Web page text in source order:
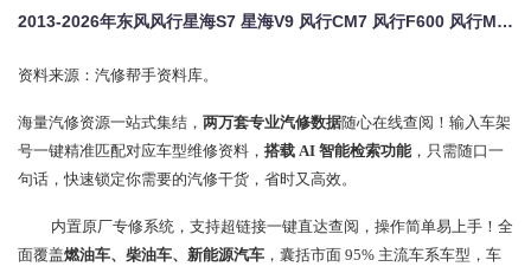
2013-2026年东风风行星海S7 星海V9 风行CM7 风行F600 风行M6 风行M7原厂维修手册电路图资料、维修资料、汽修资料库、正时资料、螺丝扭力、拆装步骤、故障码、针脚定义、保险盒图解、发动机大修资料、变速箱维修资料、底盘维修图纸、车身线路图、传感器线路图、数据流资料、线束走向图、继电器位置图、空调维修图纸、车身控制模块资料、发动机正时图解、大修装配数据、通病故障案例、新能源高压电路图
资料来源：汽修帮手资料库。
海量汽修资源一站式集结， 两万套专业汽修数据随心在线查阅！输入车架
号一键精准匹配对应车型维修资料， 搭载 AI 智能检索功能 ，只需随口一
句话，快速锁定你需要的汽修干货，省时又高效。
内置原厂专修系统，支持超链接一键直达查阅，操作简单易上手！全
面覆盖燃油车、柴油车、新能源汽车 ，囊括市面 95% 主流车系车型，车